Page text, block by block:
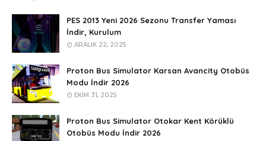
PES 2013 Yeni 2026 Sezonu Transfer Yaması
İndir, Kurulum
ARALIK 22, 2025
Proton Bus Simulator Karsan Avancity Otobüs
Modu İndir 2026
EKIM 31, 2025
Proton Bus Simulator Otokar Kent Körüklü
Otobüs Modu İndir 2026